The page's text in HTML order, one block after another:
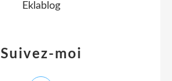
Suivez-moi
Eklablog